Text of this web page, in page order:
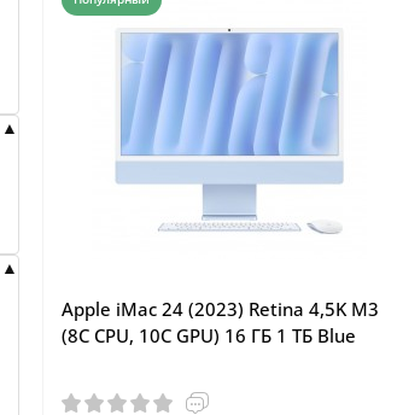
Apple iMac 24 (2023) Retina 4,5K M3
(8C CPU, 10C GPU) 16 ГБ 1 ТБ Blue